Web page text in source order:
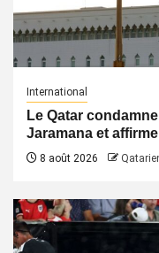
International
Le Qatar
Jaramana et
8 août 2026